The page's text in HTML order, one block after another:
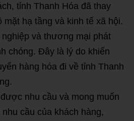
tỉnh Thanh Hóa đã thay
hạ tầng và kinh tế xã hội.
và thương mại phát
chóng. Đây là lý do khiến
hàng hóa đi về tỉnh Thanh
nhu cầu và mong muốn
cầu của khách hàng,